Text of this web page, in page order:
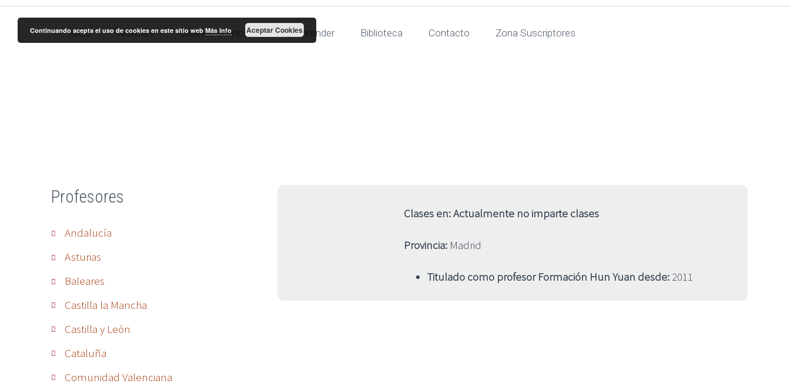
Inicio Noticias Quienes Somos Para aprender Biblioteca Contacto Zona Suscriptores
Profesores
Andalucía
Asturias
Baleares
Castilla la Mancha
Castilla y León
Cataluña
Comunidad Valenciana
Clases en: Actualmente no imparte clases
Provincia: Madrid
Titulado como profesor Formación Hun Yuan desde: 2011
Continuando acepta el uso de cookies en este sitio web Más Info Aceptar Cookies